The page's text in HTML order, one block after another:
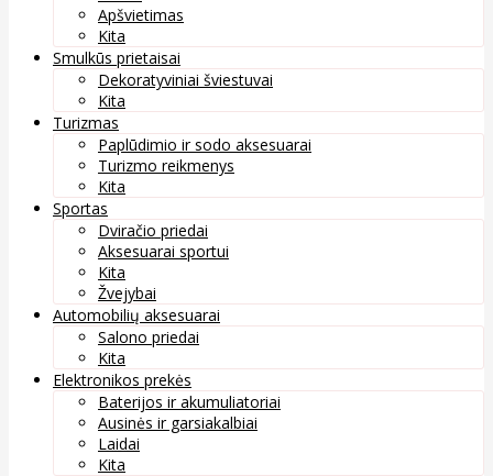
Apšvietimas
Kita
Smulkūs prietaisai
Dekoratyviniai šviestuvai
Kita
Turizmas
Paplūdimio ir sodo aksesuarai
Turizmo reikmenys
Kita
Sportas
Dviračio priedai
Aksesuarai sportui
Kita
Žvejybai
Automobilių aksesuarai
Salono priedai
Kita
Elektronikos prekės
Baterijos ir akumuliatoriai
Ausinės ir garsiakalbiai
Laidai
Kita